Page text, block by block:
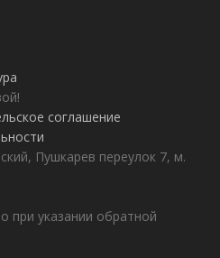
соглашение
Пушкарев переулок 7, м.
при указании обратной